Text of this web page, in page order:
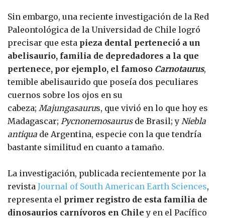
Sin embargo, una reciente investigación de la Red
Paleontológica de la Universidad de Chile logró
precisar que esta pieza dental perteneció a un
abelisaurio, familia de depredadores a la que
pertenece, por ejemplo, el famoso Carnotaurus,
temible abelisaurido que poseía dos peculiares
cuernos sobre los ojos en su
cabeza; Majungasaurus, que vivió en lo que hoy es
Madagascar; Pycnonemosaurusde Brasil; y Niebla
antiqua de Argentina, especie con la que tendría
bastante similitud en cuanto a tamaño.
La investigación, publicada recientemente por la
revista Journal of South American Earth Sciences,
representa el primer registro de esta familia de
dinosaurios carnívoros en Chile y en el Pacífico